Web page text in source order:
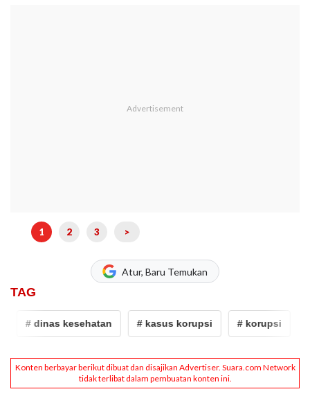
1 2 3 >
Atur, Baru Temukan
TAG
# dinas kesehatan # kasus korupsi # korupsi